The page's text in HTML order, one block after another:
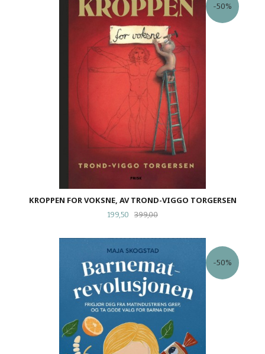
KROPPEN FOR VOKSNE, AV TROND-VIGGO TORGERSEN
Tilbud
199,50 399,00Rabatt
-50%
-50%